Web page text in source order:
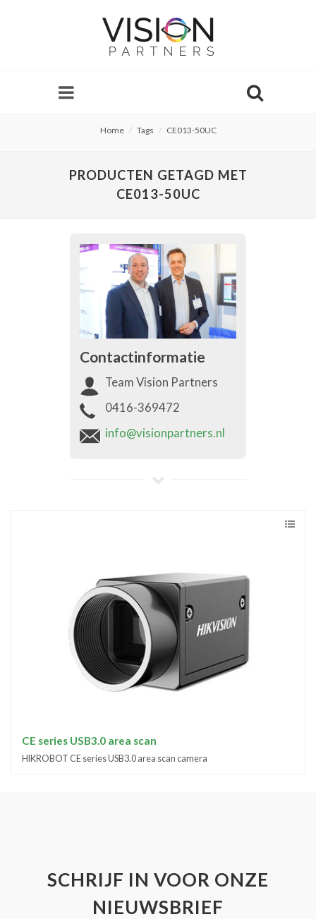
Home Tags CE013-50UC
PRODUCTEN GETAGD MET
CE013-50UC
Contactinformatie
Team Vision Partners
0416-369472
info@visionpartners.nl
CE series USB3.0 area scan
HIKROBOT CE series USB3.0 area scan camera
SCHRIJF IN VOOR ONZE
NIEUWSBRIEF